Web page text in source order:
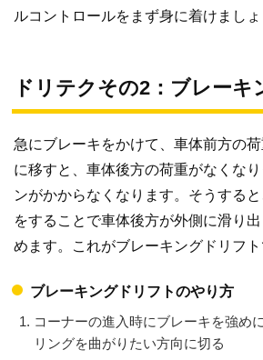
ルコントロールをまず身に着けましょ
ドリテクその2：ブレーキ
急にブレーキをかけて、車体前方の
に移すと、車体後方の荷重がなくな
ンがかからなくなります。そうする
をすることで車体後方が外側に滑り
めます。これがブレーキングドリフト
ブレーキングドリフトのやり方
コーナーの進入時にブレーキを強め
リングを曲がりたい方向に切る